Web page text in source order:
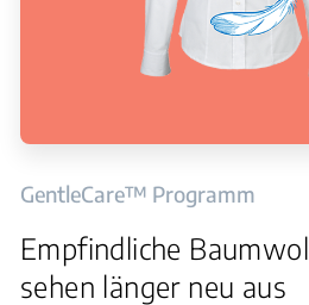
GentleCare™ Programm
Empfindliche
sehen länger neu aus